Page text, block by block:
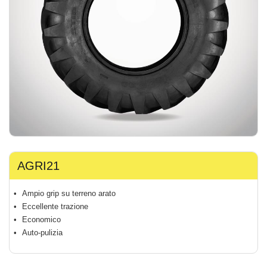
AGRI21
Ampio grip su terreno arato
Eccellente trazione
Economico
Auto-pulizia